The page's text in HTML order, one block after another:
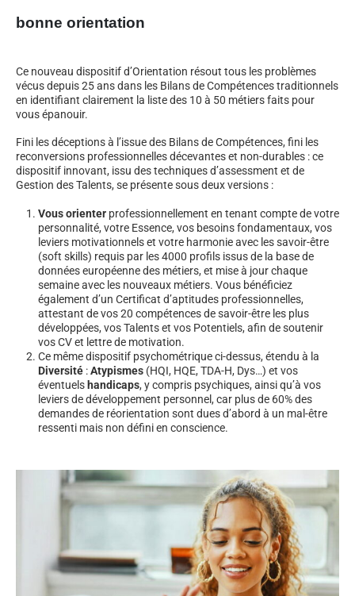
bonne orientation
Ce nouveau dispositif d’Orientation résout tous les problèmes
vécus depuis 25 ans dans les Bilans de Compétences traditionnels
en identifiant clairement la liste des 10 à 50 métiers faits pour
vous épanouir.
Fini les déceptions à l’issue des Bilans de Compétences, fini les
reconversions professionnelles décevantes et non-durables : ce
dispositif innovant, issu des techniques d’assessment et de
Gestion des Talents, se présente sous deux versions :
Vous orienter professionnellement en tenant compte de votre
personnalité, votre Essence, vos besoins fondamentaux, vos
leviers motivationnels et votre harmonie avec les savoir-être
(soft skills) requis par les 4000 profils issus de la base de
données européenne des métiers, et mise à jour chaque
semaine avec les nouveaux métiers. Vous bénéficiez
également d’un Certificat d’aptitudes professionnelles,
attestant de vos 20 compétences de savoir-être les plus
développées, vos Talents et vos Potentiels, afin de soutenir
vos CV et lettre de motivation.
Ce même dispositif psychométrique ci-dessus, étendu à la
Diversité :Atypismes (HQI, HQE, TDA-H, Dys…) et vos
éventuels handicaps, y compris psychiques, ainsi qu’à vos
leviers de développement personnel, car plus de 60% des
demandes de réorientation sont dues d’abord à un mal-être
ressenti mais non défini en conscience.